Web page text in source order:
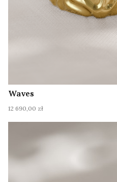
Waves
Cena
12 690,00 zł